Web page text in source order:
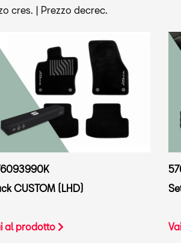
cres. | Prezzo decrec.
CUSTOM (LHD)
al prodotto